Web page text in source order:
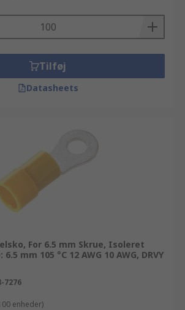
Tilføj
Datasheets
For 6.5 mm Skrue, Isoleret
mm 105 °C 12 AWG 10 AWG, DRVY
7276
enheder)